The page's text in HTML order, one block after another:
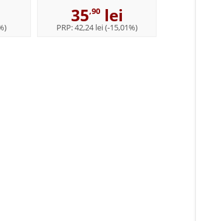
35,90lei
PRP:42,24 lei(-15,01%)